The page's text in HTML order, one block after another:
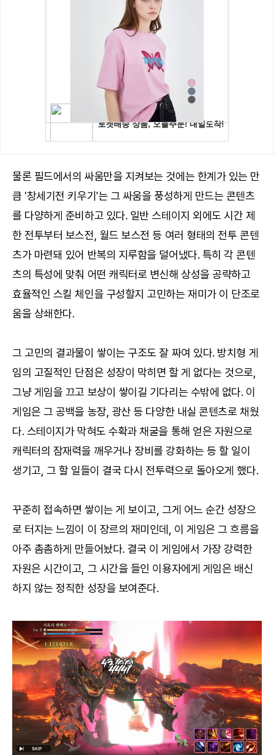
물론 필드에서의 싸움만을 지켜보는 것에는 한계가 있는 만
큼 '창세기전 키우기'는 그 싸움을 풍성하게 만드는 콘텐츠
를 다양하게 준비하고 있다. 일반 스테이지 외에도 시간 제
한 전투부터 보스전, 월드 보스전 등 여러 형태의 전투 콘텐
츠가 마련돼 있어 반복의 지루함을 덜어냈다. 특히 각 콘텐
츠의 특성에 맞춰 어떤 캐릭터로 변신해 상성을 공략하고
효율적인 스킬 체인을 구성할지 고민하는 재미가 이 단조로
움을 상쇄한다.
그 고민의 결과물이 쌓이는 구조도 잘 짜여 있다. 방치형 게
임의 고질적인 단점은 성장이 막히면 할 게 없다는 것으로,
그냥 게임을 끄고 보상이 쌓이길 기다리는 수밖에 없다. 이
게임은 그 공백을 농장, 광산 등 다양한 내실 콘텐츠로 채웠
다. 스테이지가 막혀도 수확과 채굴을 통해 얻은 자원으로
캐릭터의 잠재력을 깨우거나 장비를 강화하는 등 할 일이
생기고, 그 할 일들이 결국 다시 전투력으로 돌아오게 했다.
꾸준히 접속하면 쌓이는 게 보이고, 그게 어느 순간 성장으
로 터지는 느낌이 이 장르의 재미인데, 이 게임은 그 흐름을
아주 촘촘하게 만들어놨다. 결국 이 게임에서 가장 강력한
자원은 시간이고, 그 시간을 들인 이용자에게 게임은 배신
하지 않는 정직한 성장을 보여준다.